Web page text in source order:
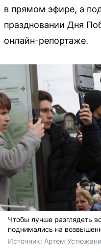
в прямом эфире, а
праздновании Дня
онлайн-репортаже.
Чтобы лучше разглядеть
поднимались на
Источник: Артем